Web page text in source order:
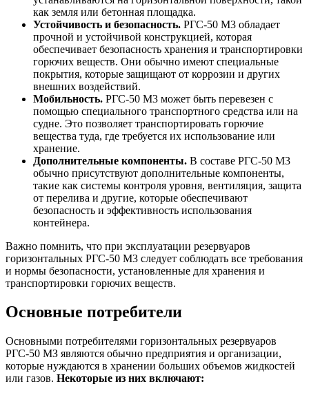
как земля или бетонная площадка.
Устойчивость и безопасность. РГС-50 М3 обладает
прочной и устойчивой конструкцией, которая
обеспечивает безопасность хранения и транспортировки
горючих веществ. Они обычно имеют специальные
покрытия, которые защищают от коррозии и других
внешних воздействий.
Мобильность. РГС-50 М3 может быть перевезен с
помощью специального транспортного средства или на
судне. Это позволяет транспортировать горючие
вещества туда, где требуется их использование или
хранение.
Дополнительные компоненты. В составе РГС-50 М3
обычно присутствуют дополнительные компоненты,
такие как системы контроля уровня, вентиляция, защита
от перелива и другие, которые обеспечивают
безопасность и эффективность использования
контейнера.
Важно помнить, что при эксплуатации резервуаров
горизонтальных РГС-50 М3 следует соблюдать все требования
и нормы безопасности, установленные для хранения и
транспортировки горючих веществ.
Основные потребители
Основными потребителями горизонтальных резервуаров
РГС-50 МЗ являются обычно предприятия и организации,
которые нуждаются в хранении больших объемов жидкостей
или газов. Некоторые из них включают: